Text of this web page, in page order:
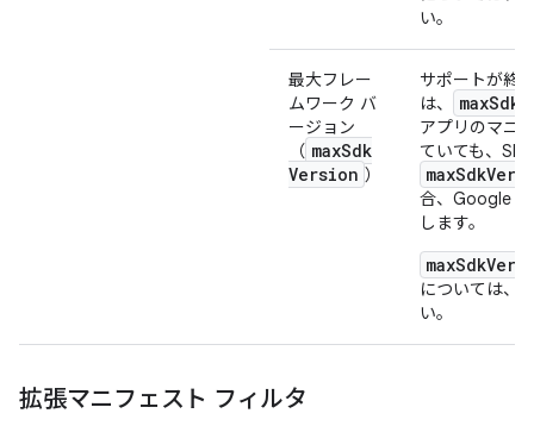
い。
最大フレー
ムワーク バ
ージョン
（ maxSdk
Version ）
サポートが終
は、
アプリのマニ
ていても、
合、Google
します。
については、
い。
拡張マニフェスト フィルタ